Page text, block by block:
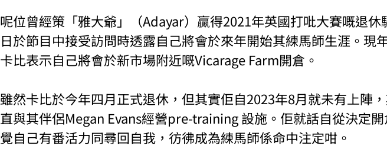
呢位曾經策「雅大爺」（Adayar）贏得2021年英國打吡大賽嘅退休
日於節目中接受訪問時透露自己將會於來年開始其練馬師生涯。現
卡比表示自己將會於新市場附近嘅Vicarage Farm開倉。
雖然卡比於今年四月正式退休，但其實佢自2023年8月就未有上陣
直與其伴侶Megan Evans經營pre-training 設施。佢就話自從決定
覺自己有番活力同尋回自我，彷彿成為練馬師係命中注定咁。